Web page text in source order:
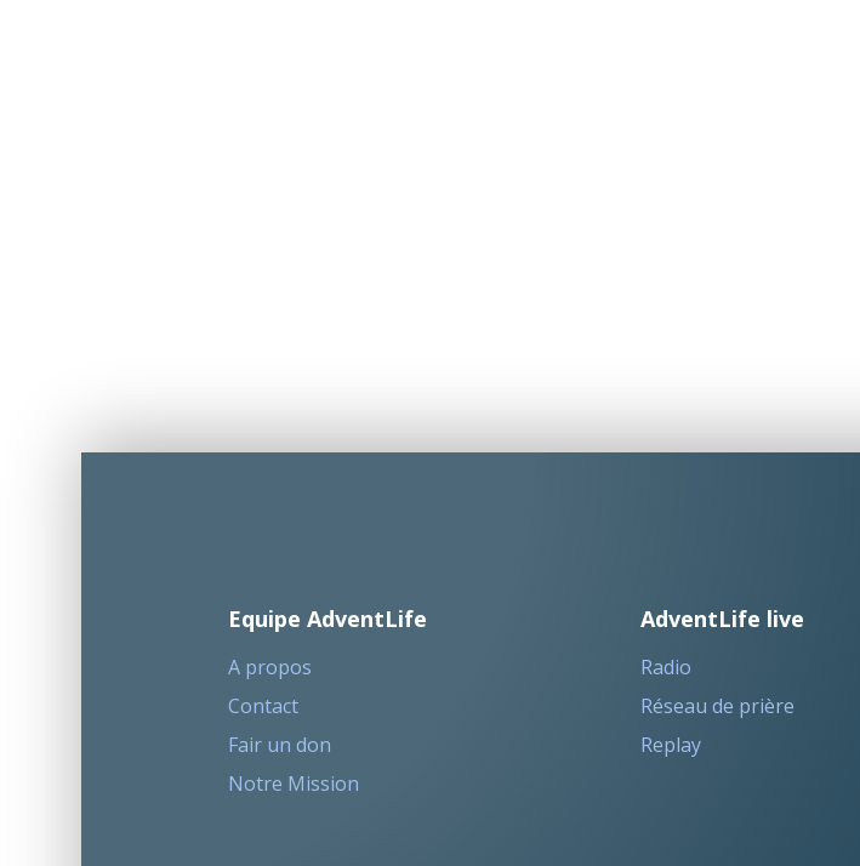
Equipe AdventLife
A propos
Contact
Fair un don
Notre Mission
AdventLife live
Radio
Réseau de prière
Replay